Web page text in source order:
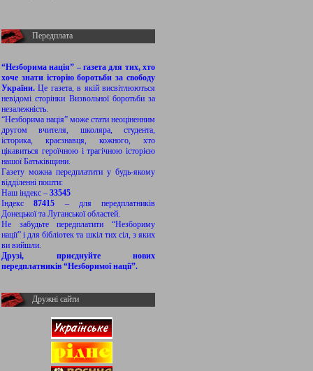
Передплата
“Незборима нація” – газета для тих, хто
хоче знати історію боротьби за свободу
України.Це газета, в якій висвітлюються
невідомі сторінки Визвольної боротьби за
незалежність.
“Незборима нація” може стати неоціненним
другом вчителя, школяра, студента,
історика, краєзнавця, кожного, хто
цікавиться героїчною і трагічною історією
нашої Батьківщини.
Газету можна передплатити у будь-якому
відділенні пошти:
Наш індекс – 33545
Індекс87415 – для передплатників
Донецької та Луганської областей.
Не забудьте передплатити “Незбориму
нації” і для бібліотек та шкіл тих сіл, з яких
ви вийшли.
Друзі, приєднуйте нових
передплатників “Незборимої нації”.
Дружні сайти